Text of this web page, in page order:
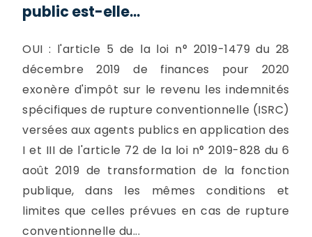
public est-elle...
OUI : l'article 5 de la loi n° 2019-1479 du 28
décembre 2019 de finances pour 2020
exonère d'impôt sur le revenu les indemnités
spécifiques de rupture conventionnelle (ISRC)
versées aux agents publics en application des
I et III de l'article 72 de la loi n° 2019-828 du 6
août 2019 de transformation de la fonction
publique, dans les mêmes conditions et
limites que celles prévues en cas de rupture
conventionnelle du...